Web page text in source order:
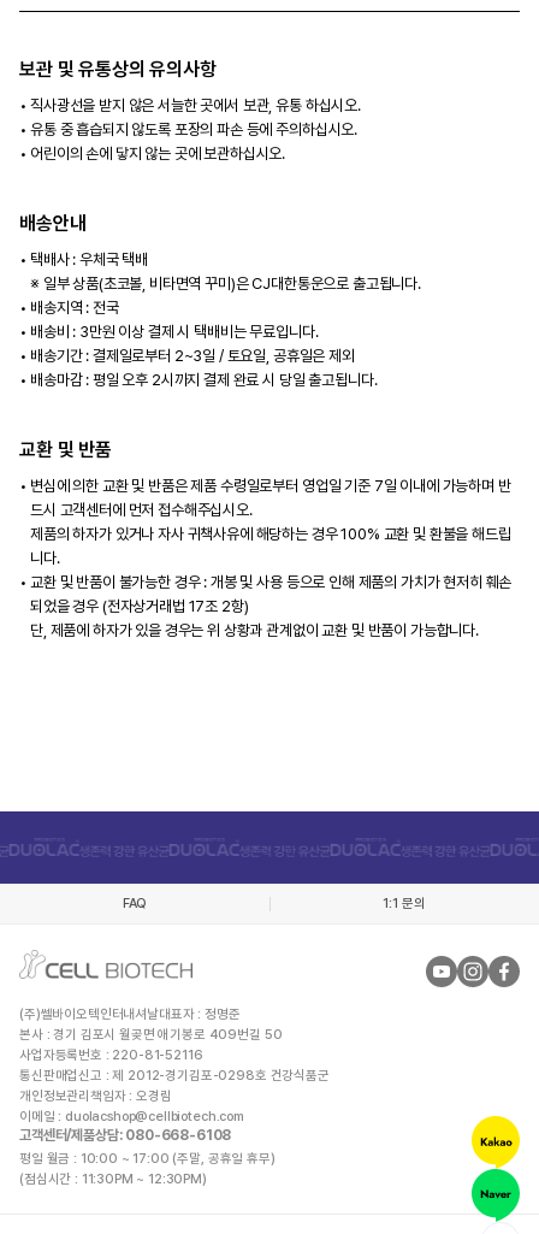
보관 및 유통상의 유의사항
직사광선을 받지 않은 서늘한 곳에서 보관, 유통 하십시오.
유통 중 흡습되지 않도록 포장의 파손 등에 주의하십시오.
어린이의 손에 닿지 않는 곳에 보관하십시오.
배송안내
택배사 : 우체국 택배
※ 일부 상품(초코볼, 비타면역 꾸미)은 CJ대한통운으로 출고됩니다.
배송지역 : 전국
배송비 : 3만원 이상 결제 시 택배비는 무료입니다.
배송기간 : 결제일로부터 2~3일 / 토요일, 공휴일은 제외
배송마감 : 평일 오후 2시까지 결제 완료 시 당일 출고됩니다.
교환 및 반품
변심에 의한 교환 및 반품은 제품 수령일로부터 영업일 기준 7일 이내에 가능하며 반
드시 고객센터에 먼저 접수해주십시오.
제품의 하자가 있거나 자사 귀책사유에 해당하는 경우 100% 교환 및 환불을 해드립
니다.
교환 및 반품이 불가능한 경우 : 개봉 및 사용 등으로 인해 제품의 가치가 현저히 훼손
되었을 경우 (전자상거래법 17조 2항)
단, 제품에 하자가 있을 경우는 위 상황과 관계없이 교환 및 반품이 가능합니다.
FAQ 1:1 문의
(주)쎌바이오텍인터내셔날대표자 : 정명준
본사 : 경기 김포시 월곶면 애기봉로 409번길 50
사업자등록번호 : 220-81-52116
통신판매업신고 : 제 2012-경기김포-0298호 건강식품군
개인정보관리책임자 : 오경림
이메일 : duolacshop@cellbiotech.com
고객센터/제품상담: 080-668-6108
평일 월금 : 10:00 ~ 17:00 (주말, 공휴일 휴무)
(점심시간 : 11:30PM ~ 12:30PM)